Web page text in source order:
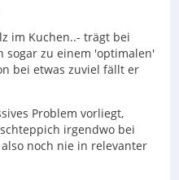
im Kuchen..- trägt bei
sogar zu einem 'optimalen'
bei etwas zuviel fällt er
Problem vorliegt,
irgendwo bei
noch nie in relevanter